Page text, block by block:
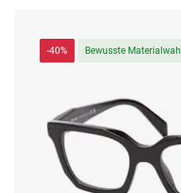
-40% Bewusste Materialwahl